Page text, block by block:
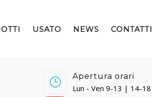
USATO NEWS CONTATTI
Apertura orari
Lun - Ven 9-13 | 14-18